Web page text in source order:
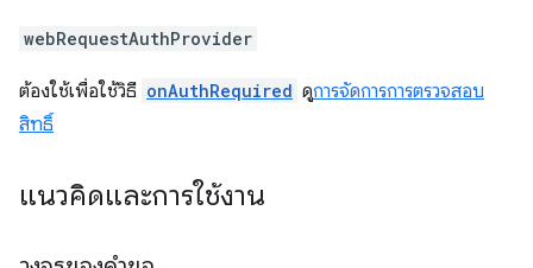
webRequestAuthProvider
ต้องใช้เพื่อใช้วิธี onAuthRequired ดูการจัดการการตรวจสอบ
สิทธิ์
แนวคิดและการใช้งาน